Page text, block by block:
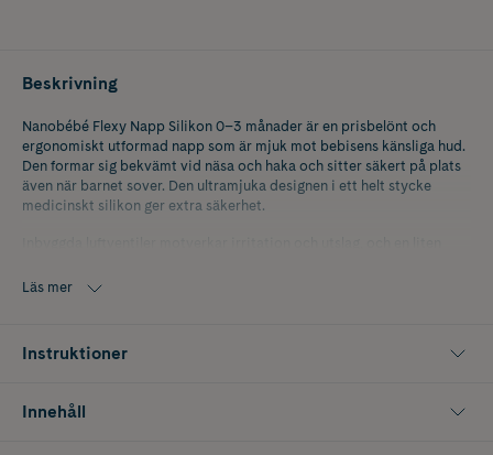
Beskrivning
Nanobébé Flexy Napp Silikon 0–3 månader är en prisbelönt och
ergonomiskt utformad napp som är mjuk mot bebisens känsliga hud.
Den formar sig bekvämt vid näsa och haka och sitter säkert på plats
även när barnet sover. Den ultramjuka designen i ett helt stycke
medicinskt silikon ger extra säkerhet.
stimulera sugreflexen. Den rundade sugnappen hjälper till att
som Active Flexy-napp med större luftventiler för mer rörliga barn.
Läs mer
Instruktioner
Innehåll